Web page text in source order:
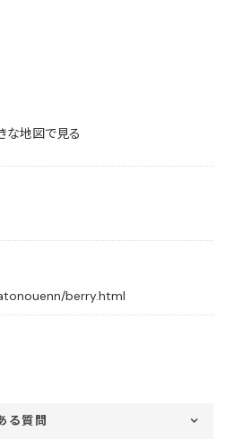
な地図で見る
berry.html
る質問